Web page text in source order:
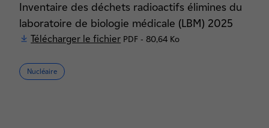
Inventaire des déchets radioactifs élimines du
laboratoire de biologie médicale (LBM) 2025
Télécharger le fichier PDF - 80,64 Ko
Nucléaire